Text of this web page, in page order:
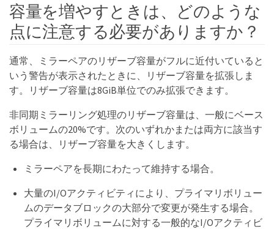
容量を増やすときは、どのような
点に注意する必要がありますか？
通常、ミラーペアのリザーブ容量がフルに近付いていると
いう警告が表示されたときに、リザーブ容量を拡張しま
す。リザーブ容量は8GiB単位でのみ拡張できます。
非同期ミラーリング処理のリザーブ容量は、一般にベース
ボリュームの20%です。次のいずれかまたは両方に該当す
る場合は、リザーブ容量を大きくします。
ミラーペアを長期にわたって維持する場合。
大量のI/Oアクティビティにより、プライマリボリュー
ムのデータブロックの大部分で変更が発生する場合。
プライマリボリュームに対する一般的なI/Oアクティビ